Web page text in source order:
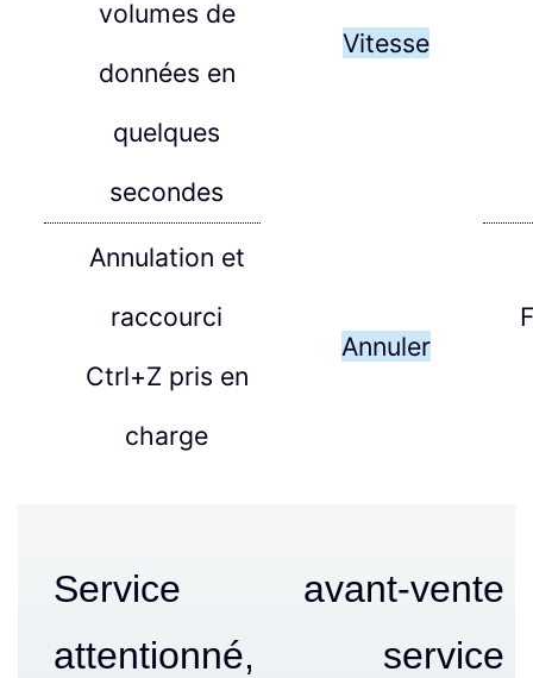
volumes de
données en
quelques
secondes
Vitesse
Annulation et
raccourci
Ctrl+Z pris en
charge
Annuler
Service avant-vente
attentionné, service